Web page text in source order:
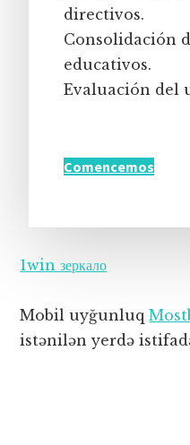
directivos.
Consolidación
educativos.
Evaluación del
Comencemos
1win зеркало
Mobil uyğunluq
istənilən yerdə